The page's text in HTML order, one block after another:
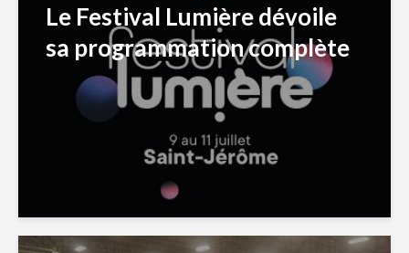
Le Festival Lumière dévoile
sa programmation complète